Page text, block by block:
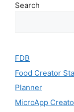
Search
FDB
Food Creator
Planner
MicroApp